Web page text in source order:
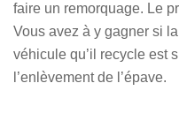
faire un remorquage. Le
Vous avez à y gagner si
véhicule qu’il recycle est
l’enlèvement de l’épave.